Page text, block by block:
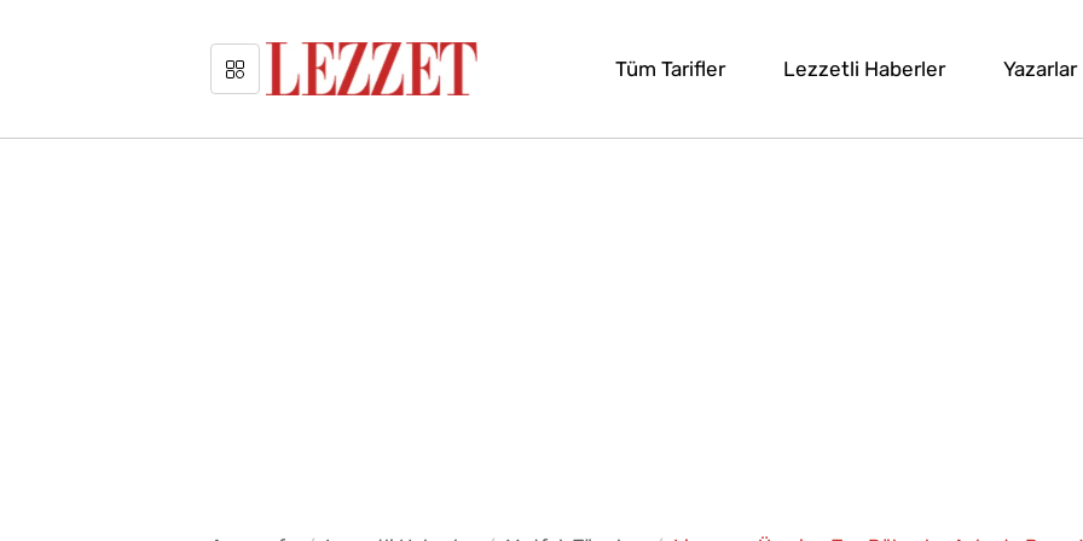
Tüm Tarifler Lezzetli Haberler Yazarlar